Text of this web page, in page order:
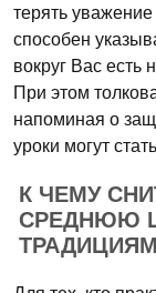
терять
способен
вокруг Вас есть
При этом
напоминая о
уроки могут
К ЧЕМУ
СРЕДНЮЮ
ТРАДИЦИЯМ